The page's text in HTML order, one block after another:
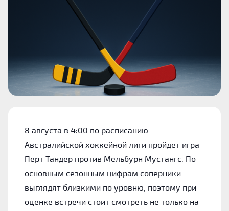
8 августа в 4:00 по расписанию
Австралийской хоккейной лиги пройдет игра
Перт Тандер против Мельбурн Мустангс. По
основным сезонным цифрам соперники
выглядят близкими по уровню, поэтому при
оценке встречи стоит смотреть не только на